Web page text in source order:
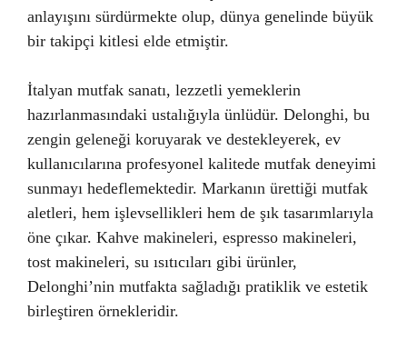
anlayışını sürdürmekte olup, dünya genelinde büyük
bir takipçi kitlesi elde etmiştir.
İtalyan mutfak sanatı, lezzetli yemeklerin
hazırlanmasındaki ustalığıyla ünlüdür. Delonghi, bu
zengin geleneği koruyarak ve destekleyerek, ev
kullanıcılarına profesyonel kalitede mutfak deneyimi
sunmayı hedeflemektedir. Markanın ürettiği mutfak
aletleri, hem işlevsellikleri hem de şık tasarımlarıyla
öne çıkar. Kahve makineleri, espresso makineleri,
tost makineleri, su ısıtıcıları gibi ürünler,
Delonghi’nin mutfakta sağladığı pratiklik ve estetik
birleştiren örnekleridir.